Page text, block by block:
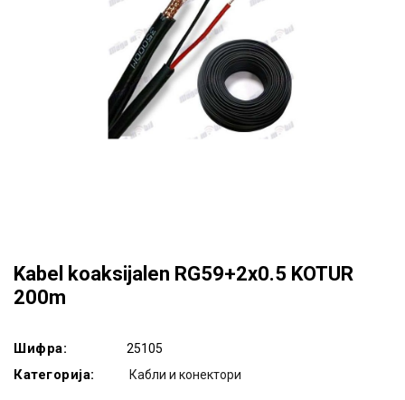
Kabel koaksijalen RG59+2x0.5 KOTUR
200m
Шифра: 25105
Категорија: Кабли и конектори